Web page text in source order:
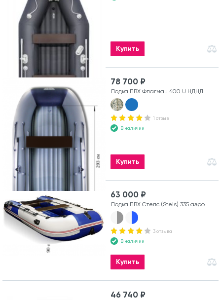
Купить
78 700 ₽
Лодка ПВХ Флагман 400 U НДНД
1 отзыв
В наличии
Купить
63 000 ₽
Лодка ПВХ Стелс (Stels) 335 аэро
3 отзыва
В наличии
Купить
46 740 ₽